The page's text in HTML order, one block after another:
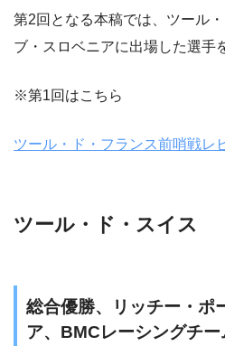
第2回となる本稿では、ツール
ブ・スロベニアに出場した選手
※第1回はこちら
ツール・ド・フランス前哨戦レ
ツール・ド・スイス
総合優勝、リッチー・ポ
ア、BMCレーシングチー